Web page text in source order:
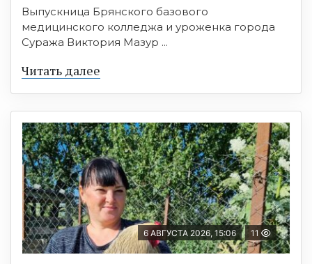
Выпускница Брянского базового
медицинского колледжа и уроженка города
Суража Виктория Мазур ...
Читать далее
6 АВГУСТА 2026, 15:06 11